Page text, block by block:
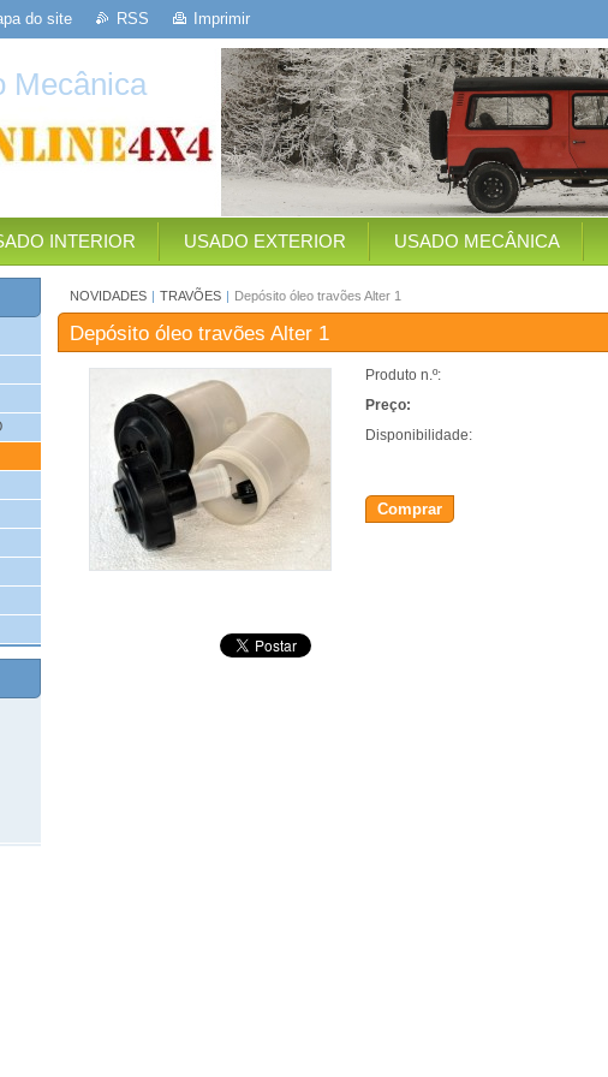
do site RSS Imprimir
Mecânica
INTERIOR USADO EXTERIOR USADO MECÂNICA
NOVIDADES | TRAVÕES | Depósito óleo travões Alter 1
Depósito óleo travões Alter 1
Produto n.º:
Preço:
Disponibilidade:
Comprar